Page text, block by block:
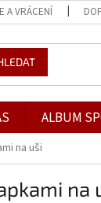
A VRÁCENÍ
ALBUM
na uši
na